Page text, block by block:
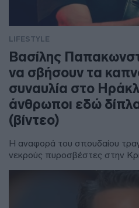
LIFESTYLE
Βασίλης
να σβήσουν τα
συναυλία στο
άνθρωποι εδώ
(βίντεο)
Η αναφορά του σπουδαίου
νεκρούς πυροσβέστες στην